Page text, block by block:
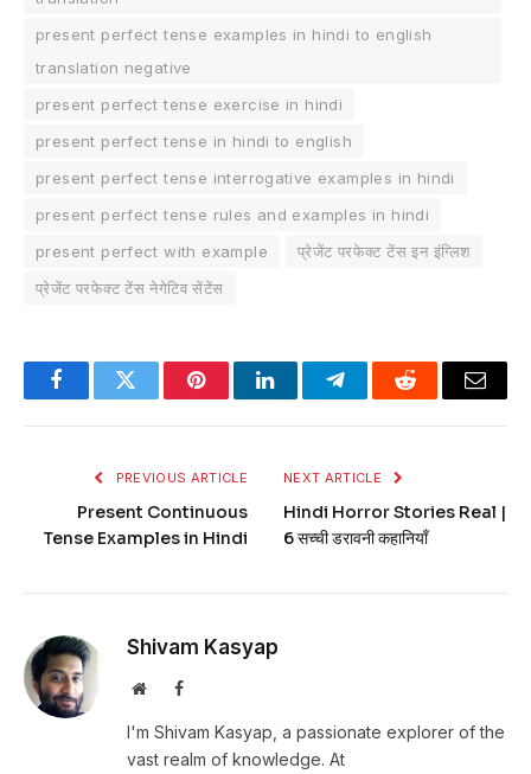
present perfect tense examples in hindi to english
translation negative
present perfect tense exercise in hindi
present perfect tense in hindi to english
present perfect tense interrogative examples in hindi
present perfect tense rules and examples in hindi
present perfect with example
प्रेजेंट परफेक्ट टेंस इन इंग्लिश
प्रेजेंट परफेक्ट टेंस नेगेटिव सेंटेंस
FacebookTwitter PinterestLinkedInTelegramReddit Email
PREVIOUS ARTICLE
Present Continuous
Tense Examples in Hindi
NEXT ARTICLE
Hindi Horror Stories Real |
6 सच्ची डरावनी कहानियाँ
Shivam Kasyap
WebsiteFacebook
I'm Shivam Kasyap, a passionate explorer of the
vast realm of knowledge. At